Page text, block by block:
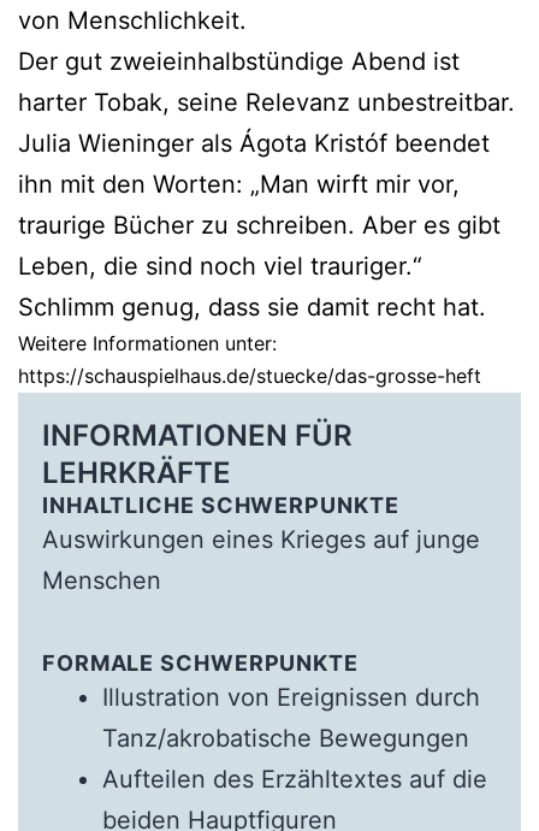
von Menschlichkeit.
Der gut zweieinhalbstündige Abend ist
harter Tobak, seine Relevanz unbestreitbar.
Julia Wieninger als Ágota Kristóf beendet
ihn mit den Worten: „Man wirft mir vor,
traurige Bücher zu schreiben. Aber es gibt
Leben, die sind noch viel trauriger.“
Schlimm genug, dass sie damit recht hat.
Weitere Informationen unter:
https://schauspielhaus.de/stuecke/das-grosse-heft
INFORMATIONEN FÜR
LEHRKRÄFTE
INHALTLICHE SCHWERPUNKTE
Auswirkungen eines Krieges auf junge
Menschen
FORMALE SCHWERPUNKTE
Illustration von Ereignissen durch
Tanz/akrobatische Bewegungen
Aufteilen des Erzähltextes auf die
beiden Hauptfiguren